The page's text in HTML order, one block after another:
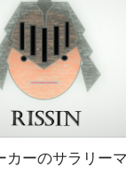
カーのサラリーマ